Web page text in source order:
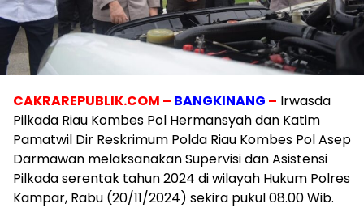
CAKRAREPUBLIK.COM – BANGKINANG – Irwasda
Pilkada Riau Kombes Pol Hermansyah dan Katim
Pamatwil Dir Reskrimum Polda Riau Kombes Pol Asep
Darmawan melaksanakan Supervisi dan Asistensi
Pilkada serentak tahun 2024 di wilayah Hukum Polres
Kampar, Rabu (20/11/2024) sekira pukul 08.00 Wib.